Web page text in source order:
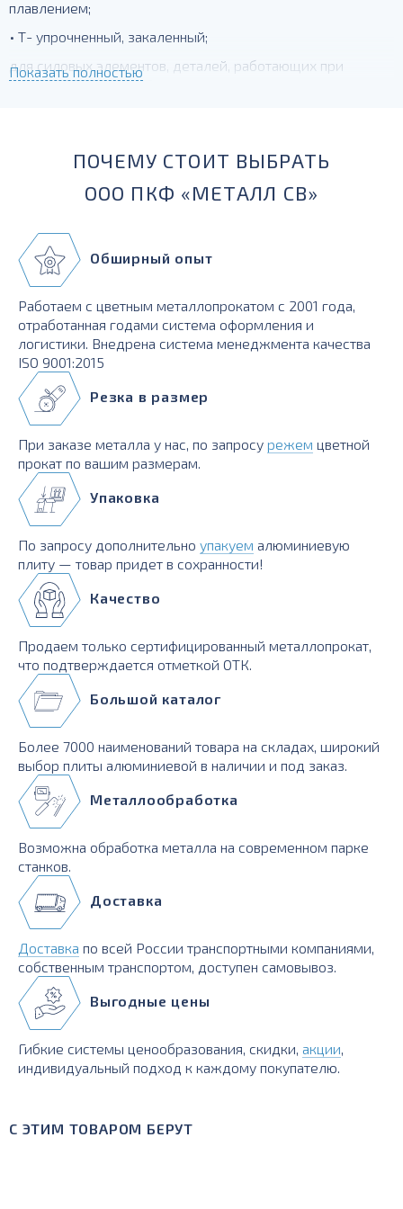
плавлением;
• Т- упрочненный, закаленный;
для силовых элементов, деталей, работающих при
температурах до -230 град.
Показать полностью
ПОЧЕМУ СТОИТ ВЫБРАТЬ
ООО ПКФ «МЕТАЛЛ СВ»
Обширный опыт
Работаем с цветным металлопрокатом с 2001 года,
отработанная годами система оформления и
логистики. Внедрена система менеджмента качества
ISO 9001:2015
Резка в размер
При заказе металла у нас, по запросу режем цветной
прокат по вашим размерам.
Упаковка
По запросу дополнительно упакуем алюминиевую
плиту — товар придет в сохранности!
Качество
Продаем только сертифицированный металлопрокат,
что подтверждается отметкой ОТК.
Большой каталог
Более 7000 наименований товара на складах, широкий
выбор плиты алюминиевой в наличии и под заказ.
Металлообработка
Возможна обработка металла на современном парке
станков.
Доставка
Доставка по всей России транспортными компаниями,
собственным транспортом, доступен самовывоз.
Выгодные цены
Гибкие системы ценообразования, скидки, акции,
индивидуальный подход к каждому покупателю.
С ЭТИМ ТОВАРОМ БЕРУТ